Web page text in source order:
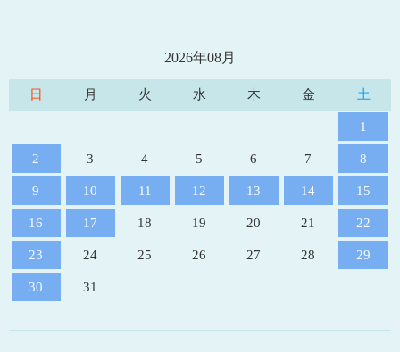
2026年08月
日 月 火 水 木 金 土
1
2 3 4 5 6 7 8
9 10 11 12 13 14 15
16 17 18 19 20 21 22
23 24 25 26 27 28 29
30 31